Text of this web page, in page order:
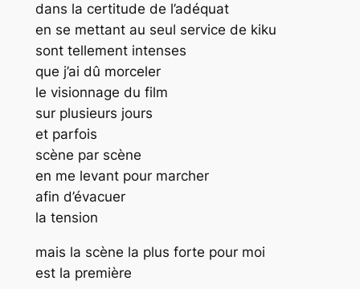
dans la certitude de l’adéquat
en se mettant au seul service de kiku
sont tellement intenses
que j’ai dû morceler
le visionnage du film
sur plusieurs jours
et parfois
scène par scène
en me levant pour marcher
afin d’évacuer
la tension
mais la scène la plus forte pour moi
est la première